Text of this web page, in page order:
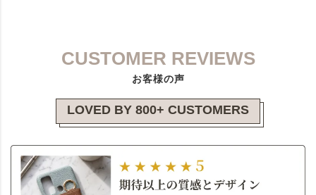
CUSTOMER REVIEWS
お客様の声
LOVED BY 800+ CUSTOMERS